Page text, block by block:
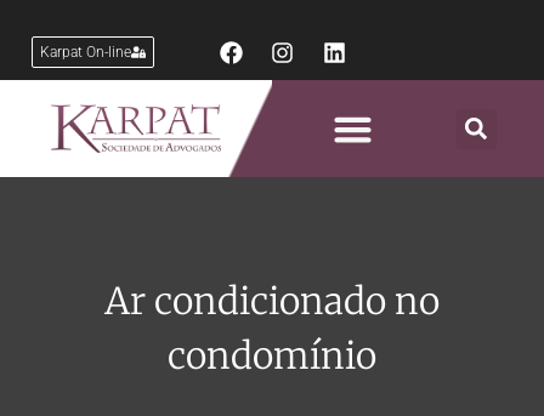
Karpat On-line
Ar condicionado no
condomínio